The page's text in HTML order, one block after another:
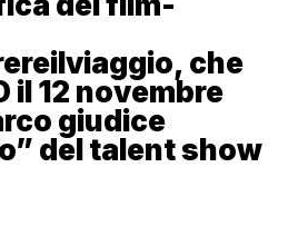
che
il 12 novembre
giudice
del talent show